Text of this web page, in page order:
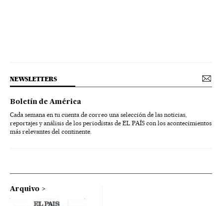
NEWSLETTERS
Boletín de América
Cada semana en tu cuenta de correo una selección de las noticias,
reportajes y análisis de los periodistas de EL PAÍS con los acontecimientos
más relevantes del continente.
Arquivo